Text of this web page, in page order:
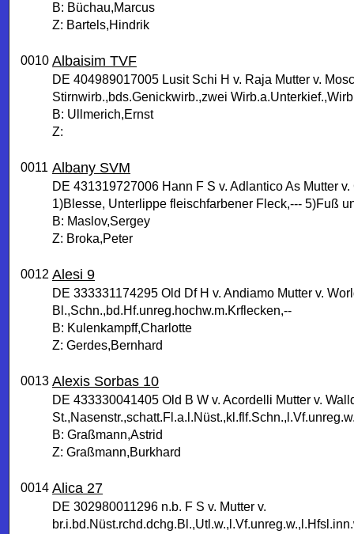
B: Büchau,Marcus
Z: Bartels,Hindrik
0010 Albaisim TVF
DE 404989017005 Lusit Schi H v. Raja Mutter v.
Stirnwirb.,bds.Genickwirb.,zwei
B: Ullmerich,Ernst
Z:
0011 Albany SVM
DE 431319727006 Hann F S v. Adlantico As Mutter
1)Blesse, Unterlippe fleischfarbener Fleck,--- 5)Fuß
B: Maslov,Sergey
Z: Broka,Peter
0012 Alesi 9
DE 333331174295 Old Df H v. Andiamo Mutter v.
Bl.,Schn.,bd.Hf.unreg.hochw.m.Krflecken,--
B: Kulenkampff,Charlotte
Z: Gerdes,Bernhard
0013 Alexis Sorbas 10
DE 433330041405 Old B W v. Acordelli Mutter v.
B: Graßmann,Astrid
Z: Graßmann,Burkhard
0014 Alica 27
DE 302980011296 n.b. F S v. Mutter v.